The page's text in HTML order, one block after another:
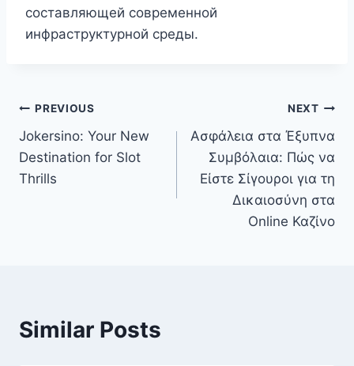
составляющей современной
инфраструктурной среды.
Post
navigation
PREVIOUS
Jokersino: Your New
Destination for Slot
Thrills
NEXT
Ασφάλεια στα Έξυπνα
Συμβόλαια: Πώς να
Είστε Σίγουροι για τη
Δικαιοσύνη στα
Online Καζίνο
Similar Posts